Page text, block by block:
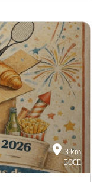
3 km
BOCE